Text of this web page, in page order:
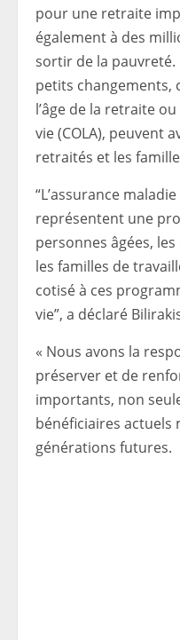
pour une retraite
également à des
sortir de la pauvreté.
petits changements,
l’âge de la retraite
vie (COLA), peuvent
retraités et les
“L’assurance
représentent une
personnes âgées,
les familles de
cotisé à ces
vie”, a déclaré
« Nous avons la
préserver et de
importants, non
bénéficiaires actuels
générations futures.